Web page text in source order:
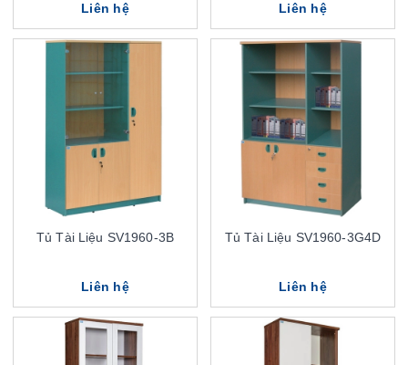
Liên hệ Liên hệ
Tủ Tài Liệu SV1960-3B
Liên hệ
Tủ Tài Liệu SV1960-3G4D
Liên hệ